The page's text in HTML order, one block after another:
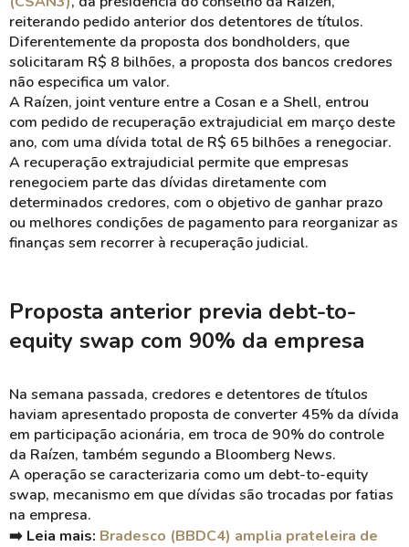
reiterando pedido anterior dos detentores de títulos.
Diferentemente da proposta dos bondholders, que
solicitaram R$ 8 bilhões, a proposta dos bancos credores
não especifica um valor.
A Raízen, joint venture entre a Cosan e a Shell, entrou
com pedido de recuperação extrajudicial em março deste
ano, com uma dívida total de R$ 65 bilhões a renegociar.
A recuperação extrajudicial permite que empresas
renegociem parte das dívidas diretamente com
determinados credores, com o objetivo de ganhar prazo
ou melhores condições de pagamento para reorganizar as
finanças sem recorrer à recuperação judicial.
Proposta anterior previa debt-to-
equity swap com 90% da empresa
Na semana passada, credores e detentores de títulos
haviam apresentado proposta de converter 45% da dívida
em participação acionária, em troca de 90% do controle
da Raízen, também segundo a Bloomberg News.
A operação se caracterizaria como um debt-to-equity
swap, mecanismo em que dívidas são trocadas por fatias
na empresa.
➡️ Leia mais: Bradesco (BBDC4) amplia prateleira de